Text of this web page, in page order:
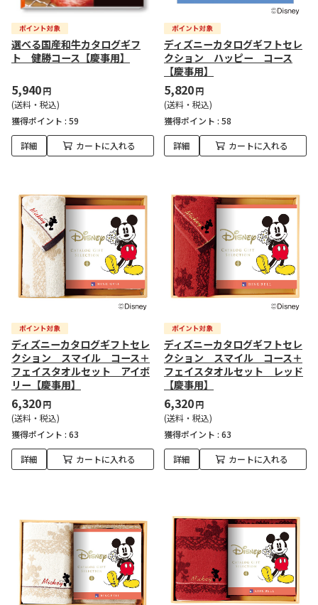
選べる国産和牛カタログギフ
ト 健勝コース【慶事用】
5,940円
(送料・税込)
獲得ポイント : 59
詳細 カートに入れる
ディズニーカタログギフトセレ
クション ハッピー コース
【慶事用】
5,820円
(送料・税込)
獲得ポイント : 58
詳細 カートに入れる
ディズニーカタログギフトセレ
クション スマイル コース＋
フェイスタオルセット アイボ
リー【慶事用】
6,320円
(送料・税込)
獲得ポイント : 63
詳細 カートに入れる
ディズニーカタログギフトセレ
クション スマイル コース＋
フェイスタオルセット レッド
【慶事用】
6,320円
(送料・税込)
獲得ポイント : 63
詳細 カートに入れる